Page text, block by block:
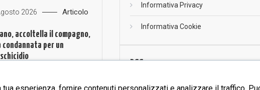
2026 Articolo
accoltella il compagno,
condannata per un
Informativa Privacy
Informativa Cookie
RSS
RSS